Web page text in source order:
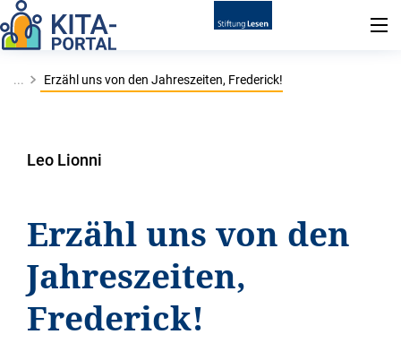
... Erzähl uns von den Jahreszeiten, Frederick!
Leo Lionni
Erzähl uns von den
Jahreszeiten,
Frederick!